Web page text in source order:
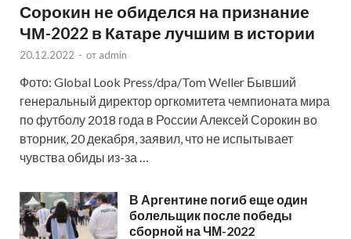
Сорокин не обиделся на признание
ЧМ-2022 в Катаре лучшим в истории
20.12.2022 - от admin
Фото: Global Look Press/dpa/Tom Weller Бывший
генеральный директор оргкомитета чемпионата мира
по футболу 2018 года в России Алексей Сорокин во
вторник, 20 декабря, заявил, что не испытывает
чувства обиды из-за …
В Аргентине погиб еще один
болельщик после победы
сборной на ЧМ-2022